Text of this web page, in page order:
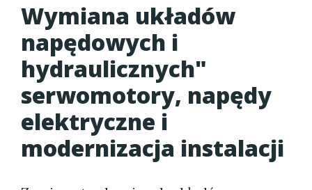
Wymiana układów
napędowych i
hydraulicznych"
serwomotory, napędy
elektryczne i
modernizacja instalacji